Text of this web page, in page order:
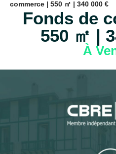
commerce | 550 ㎡ | 340 000 €
Fonds de
550 ㎡ |
À